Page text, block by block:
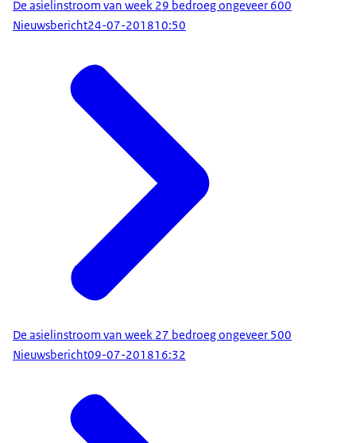
De asielinstroom van week 29 bedroeg ongeveer 600
Nieuwsbericht24-07-201810:50
De asielinstroom van week 27 bedroeg ongeveer 500
Nieuwsbericht09-07-201816:32